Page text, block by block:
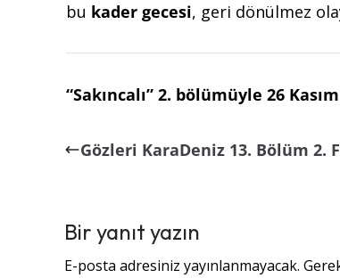
bu kader gecesi, geri dönülmez
“Sakıncalı” 2. bölümüyle 26
Gözleri KaraDeniz 13. Bölüm 2.
Bir yanıt yazın
E-posta adresiniz yayınlanmayacak.